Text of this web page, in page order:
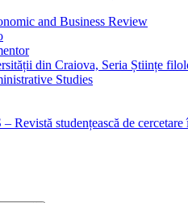
and Business Review
din Craiova, Seria Științe
Studies
Revistă studențească de